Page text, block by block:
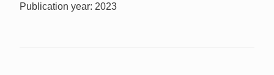
Publication year: 2023